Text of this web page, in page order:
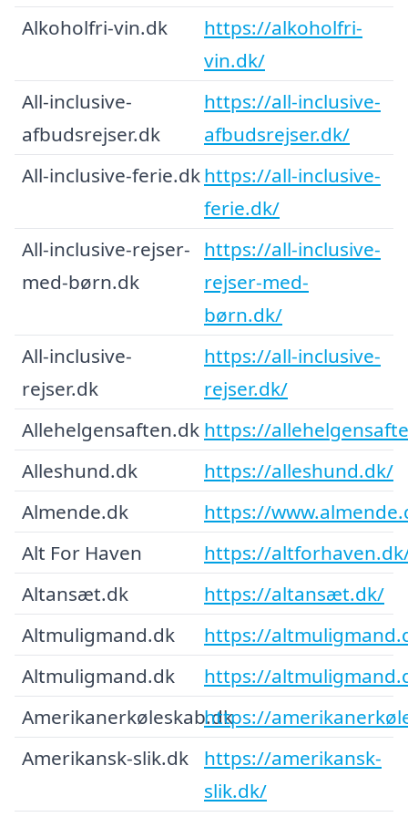
Alkoholfri-vin.dk
https://alkoholfri-
vin.dk/
All-inclusive-
afbudsrejser.dk
https://all-inclusive-
afbudsrejser.dk/
All-inclusive-ferie.dkhttps://all-inclusive-
ferie.dk/
All-inclusive-rejser-
med-børn.dk
https://all-inclusive-
rejser-med-
børn.dk/
All-inclusive-
rejser.dk
https://all-inclusive-
rejser.dk/
Allehelgensaften.dk https://
Alleshund.dk
https://alleshund.dk/
Almende.dk
https://
Alt For Haven
https://
Altansæt.dk
https://altansæt.dk/
Altmuligmand.dk
https://
Altmuligmand.dk
https://
Amerikanerkøleskab.dkhttps://
Amerikansk-slik.dk
https://amerikansk-
slik.dk/